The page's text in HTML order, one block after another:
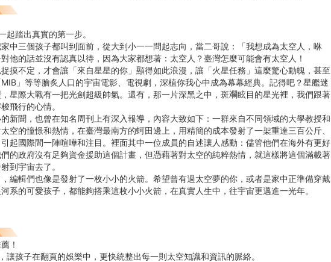
起踏出真實的第一步。
中三個孩子都叫到面前，從大到小一一問起志向，當二哥說：「我想成為太空人，咻
的話並沒有認真以待，因為大家都想著：太空人？臺灣怎麼可能會有太空人！
摸不定，才會讓「來自星星的你」顯得如此浪漫，讓「火星任務」這麼驚心動魄，甚至
」等等膾炙人口的宇宙電影、電視劇，深植你我心中成為幕幕經典。記得吧？星艦迷
星際大戰有一把光劍超級帥氣。還有，那一片深黑之中，斑斕眩目的星光裡，我們跟著
飛行的心情。
聞，也曾在知名周刊上有深入報導，內容大致如下：一群來自不同領域的大學教授和
空的憧憬和熱情，在臺灣最南方的蚵田邊上，用精簡的成本發射了一架重達三百公斤、
起國際間一陣喧嘩和注目。裡面其中一位成員的自述讓人感動：儘管他們在海外有更好
的政府沒有足夠資金援助這個計畫，但憑藉著對太空的純粹熱情，就這樣將這個滿載著
到宇宙去了。
輯們也像是發射了一枚小小的火箭。希望曾有過太空夢的你，或者是家中正準備穿戴
系的可愛孩子，都能夠搭乘這枚小小火箭，在真實人生中，往宇宙更邁進一光年。
！
讓孩子在翻頁的娛樂中，更快統整出每一則太空知識和資訊的脈絡。